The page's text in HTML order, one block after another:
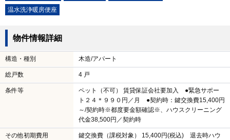
温水洗浄暖房便座
物件情報詳細
構造・種別 木造/アパート
総戸数 4 戸
条件等
ペット（不可） 賃貸保証会社要加入 ●緊急サポー
ト２４＊９９０円／月 ●契約時：鍵交換費15,400円
～/契約時※都度要金額確認※、ハウスクリーニング
代金38,500円／契約時
その他初期費用
鍵交換費（課税対象） 15,400円(税込) 退去時ハウ